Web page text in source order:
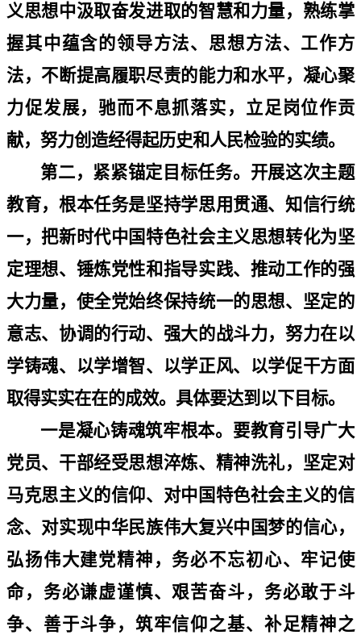
义思想中汲取奋发进取的智慧和力量，熟练掌
握其中蕴含的领导方法、思想方法、工作方
法，不断提高履职尽责的能力和水平，凝心聚
力促发展，驰而不息抓落实，立足岗位作贡
献，努力创造经得起历史和人民检验的实绩。
第二，紧紧锚定目标任务。开展这次主题
教育，根本任务是坚持学思用贯通、知信行统
一，把新时代中国特色社会主义思想转化为坚
定理想、锤炼党性和指导实践、推动工作的强
大力量，使全党始终保持统一的思想、坚定的
意志、协调的行动、强大的战斗力，努力在以
学铸魂、以学增智、以学正风、以学促干方面
取得实实在在的成效。具体要达到以下目标。
一是凝心铸魂筑牢根本。要教育引导广大
党员、干部经受思想淬炼、精神洗礼，坚定对
马克思主义的信仰、对中国特色社会主义的信
念、对实现中华民族伟大复兴中国梦的信心，
弘扬伟大建党精神，务必不忘初心、牢记使
命，务必谦虚谨慎、艰苦奋斗，务必敢于斗
争、善于斗争，筑牢信仰之基、补足精神之